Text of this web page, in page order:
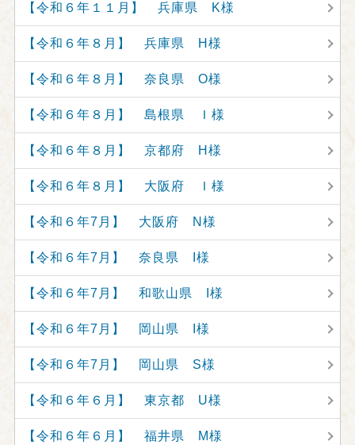
【令和６年１１月】 兵庫県 K様
【令和６年８月】 兵庫県 H様
【令和６年８月】 奈良県 O様
【令和６年８月】 島根県 Ｉ様
【令和６年８月】 京都府 H様
【令和６年８月】 大阪府 Ｉ様
【令和６年7月】 大阪府 N様
【令和６年7月】 奈良県 I様
【令和６年7月】 和歌山県 I様
【令和６年7月】 岡山県 I様
【令和６年7月】 岡山県 S様
【令和６年６月】 東京都 U様
【令和６年６月】 福井県 M様